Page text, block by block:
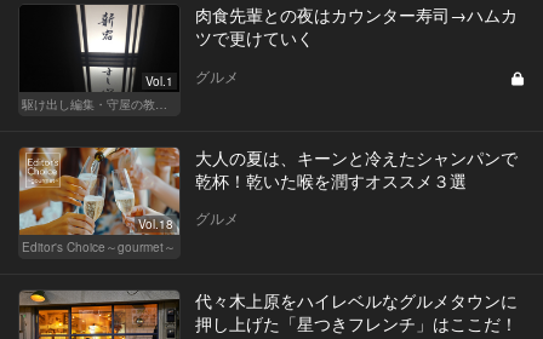
Vol.1
駆け出し編集・守屋の教えて 今宵の美食モンスター♡
肉食先輩との夜はカウンター寿司→ハムカ
ツで更けていく
グルメ
Vol.18
Editor's Choice～gourmet～
大人の夏は、キーンと冷えたシャンパンで
乾杯！乾いた喉を潤すオススメ３選
グルメ
代々木上原をハイレベルなグルメタウンに
押し上げた「星つきフレンチ」はここだ！